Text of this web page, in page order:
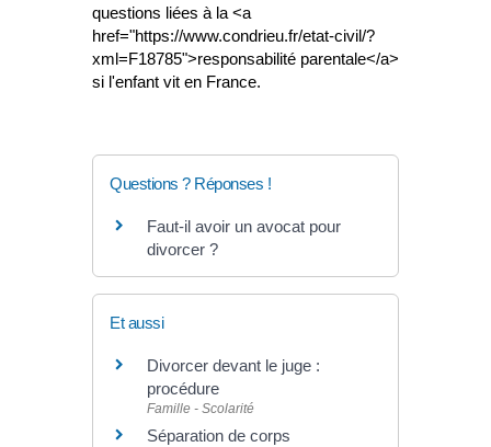
questions liées à la <a
href="https://www.condrieu.fr/etat-civil/?
xml=F18785">responsabilité parentale</a>
si l'enfant vit en France.
Questions ? Réponses !
Faut-il avoir un avocat pour
divorcer ?
Et aussi
Divorcer devant le juge :
procédure
Famille - Scolarité
Séparation de corps